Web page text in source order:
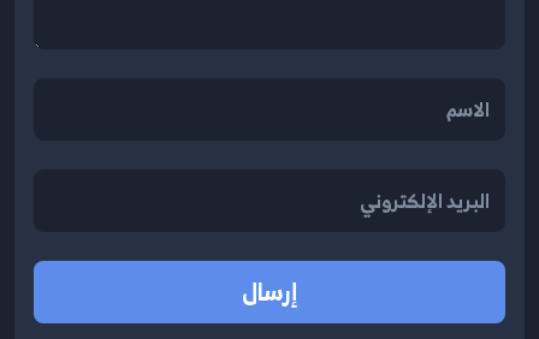
إرسال